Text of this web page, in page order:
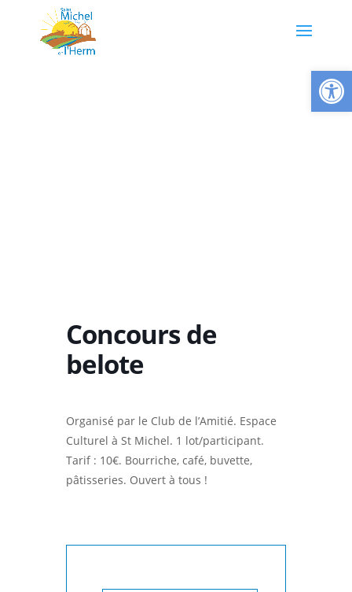
Concours de
belote
Organisé par le Club de l’Amitié. Espace
Culturel à St Michel. 1 lot/participant.
Tarif : 10€. Bourriche, café, buvette,
pâtisseries. Ouvert à tous !
Ouvrir